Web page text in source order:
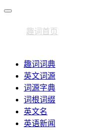
趣词首页
趣词词典
英文词源
词源字典
词根词缀
英文名
英语新闻